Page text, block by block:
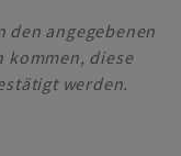
den angegebenen
kommen, diese
werden.